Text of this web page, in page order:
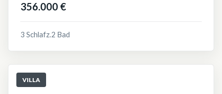
356.000 €
3 Schlafz.2 Bad
VILLA